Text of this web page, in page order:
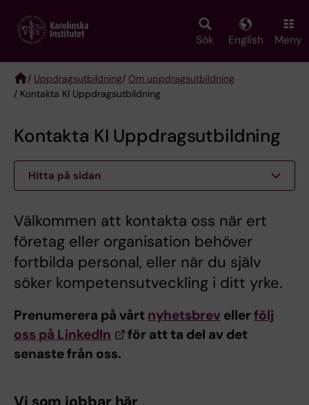
main
Sök English Meny
Breadcrumb
/ Uppdragsutbildning/ Om uppdragsutbildning
/ Kontakta KI Uppdragsutbildning
Kontakta KI Uppdragsutbildning
Hitta på sidan
Välkommen att kontakta oss när ert
företag eller organisation behöver
fortbilda personal, eller när du själv
söker kompetensutveckling i ditt yrke.
Prenumerera på vårt nyhetsbrev ellerfölj
oss på LinkedIn
för att ta del av det
senaste från oss.